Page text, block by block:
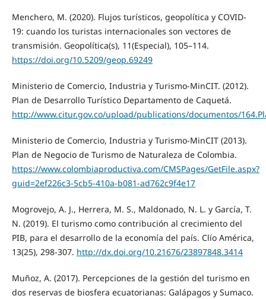
Menchero, M. (2020). Flujos turísticos, geopolítica y COVID-
19: cuando los turistas internacionales son vectores de
transmisión. Geopolítica(s), 11(Especial), 105–114.
https://doi.org/10.5209/geop.69249
Ministerio de Comercio, Industria y Turismo-MinCIT. (2012).
Plan de Desarrollo Turístico Departamento de Caquetá.
http://www.citur.gov.co/upload/publications/documentos/
Ministerio de Comercio, Industria y Turismo-MinCIT (2013).
Plan de Negocio de Turismo de Naturaleza de Colombia.
https://www.colombiaproductiva.com/CMSPages/GetFile.aspx?
guid=2ef226c3-5cb5-410a-b081-ad762c9f4e17
Mogrovejo, A. J., Herrera, M. S., Maldonado, N. L. y García, T.
N. (2019). El turismo como contribución al crecimiento del
PIB, para el desarrollo de la economía del país. Clío América,
13(25), 298-307. http://dx.doi.org/10.21676/23897848.3414
Muñoz, A. (2017). Percepciones de la gestión del turismo en
dos reservas de biosfera ecuatorianas: Galápagos y Sumaco.